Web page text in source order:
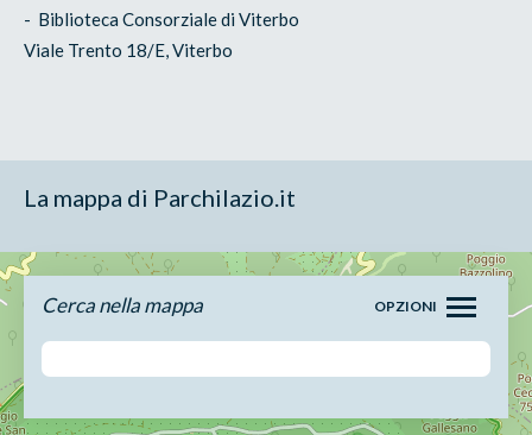
- Biblioteca Consorziale di Viterbo
Viale Trento 18/E, Viterbo
La mappa di Parchilazio.it
Cerca nella mappa OPZIONI